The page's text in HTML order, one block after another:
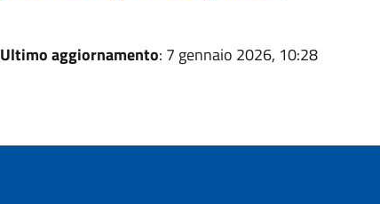
Ultimo aggiornamento: 7 gennaio 2026, 10:28